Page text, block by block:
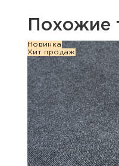
Похожие
Новинка
Хит продаж